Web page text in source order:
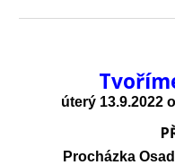
úterý13.9.2022
Procházka